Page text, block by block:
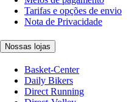
Tarifas e opções de envio
Nota de Privacidade
Nossas lojas
Basket-Center
Daily Bikers
Direct Running